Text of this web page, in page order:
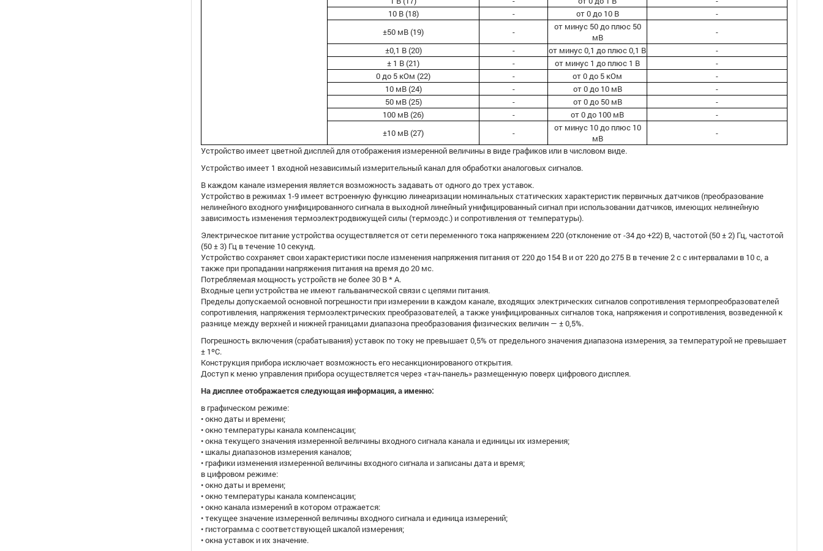
10 В (18)
- от 0 до 10 В
-
±50 мВ (19)
-
от минус 50 до плюс 50
мВ
-
±0,1 В (20)
- от минус 0,1 до плюс 0,1 В
-
± 1 В (21)
- от минус 1 до плюс 1 В
-
0 до 5 кОм (22)
- от 0 до 5 кОм
-
10 мВ (24)
- от 0 до 10 мВ
-
50 мВ (25)
- от 0 до 50 мВ
-
100 мВ (26)
- от 0 до 100 мВ
-
±10 мВ (27)
-
от минус 10 до плюс 10
мВ
-
Устройство имеет цветной дисплей для отображения измеренной величины в виде графиков или в числовом виде.
Устройство имеет 1 входной независимый измерительный канал для обработки аналоговых сигналов.
В каждом канале измерения является возможность задавать от одного до трех уставок.
Устройство в режимах 1-9 имеет встроенную функцию линеаризации номинальных статических характеристик первичных датчиков (преобразование
нелинейного входного унифицированного сигнала в выходной линейный унифицированный сигнал при использовании датчиков, имеющих нелинейную
зависимость изменения термоэлектродвижущей силы (термоэдс.) и сопротивления от температуры).
Электрическое питание устройства осуществляется от сети переменного тока напряжением 220 (отклонение от -34 до +22) В, частотой (50 ± 2) Гц, частотой
(50 ± 3) Гц в течение 10 секунд.
Устройство сохраняет свои характеристики после изменения напряжения питания от 220 до 154 В и от 220 до 275 В в течение 2 с с интервалами в 10 с, а
также при пропадании напряжения питания на время до 20 мс.
Потребляемая мощность устройств не более 30 В * А.
Входные цепи устройства не имеют гальванической связи с цепями питания.
Пределы допускаемой основной погрешности при измерении в каждом канале, входящих электрических сигналов сопротивления термопреобразователей
сопротивления, напряжения термоэлектрических преобразователей, а также унифицированных сигналов тока, напряжения и сопротивления, возведенной к
разнице между верхней и нижней границами диапазона преобразования физических величин — ± 0,5%.
Погрешность включения (срабатывания) уставок по току не превышает 0,5% от предельного значения диапазона измерения, за температурой не превышает
± 1ºС.
Конструкция прибора исключает возможность его несанкционированого открытия.
Доступ к меню управления прибора осуществляется через «тач-панель» размещенную поверх цифрового дисплея.
На дисплее отображается следующая информация, а именно:
в графическом режиме:
• окно даты и времени;
• окно температуры канала компенсации;
• окна текущего значения измеренной величины входного сигнала канала и единицы их измерения;
• шкалы диапазонов измерения каналов;
• графики изменения измеренной величины входного сигнала и записаны дата и время;
в цифровом режиме:
• окно даты и времени;
• окно температуры канала компенсации;
• окно канала измерений в котором отражается:
• текущее значение измеренной величины входного сигнала и единица измерений;
• гистограмма с соответствующей шкалой измерения;
• окна уставок и их значение.